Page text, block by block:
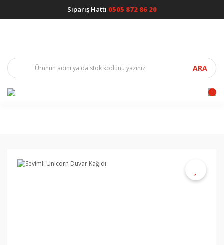
Sipariş Hattı 0505 872 86 20
ARA